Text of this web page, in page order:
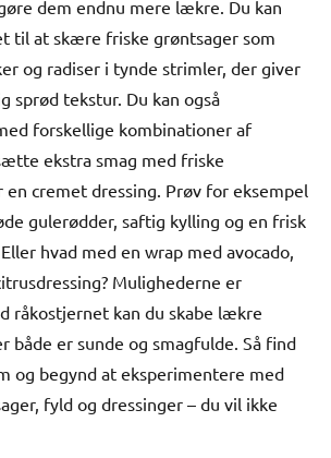
dem endnu mere lækre. Du kan
til at skære friske grøntsager som
og radiser i tynde strimler, der giver
sprød tekstur. Du kan også
forskellige kombinationer af
ekstra smag med friske
cremet dressing. Prøv for eksempel
gulerødder, saftig kylling og en frisk
hvad med en wrap med avocado,
Mulighederne er
råkostjernet kan du skabe lækre
både er sunde og smagfulde. Så find
og begynd at eksperimentere med
fyld og dressinger – du vil ikke